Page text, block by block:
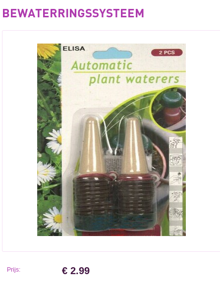
BEWATERRINGSSYSTEEM
Prijs: € 2.99